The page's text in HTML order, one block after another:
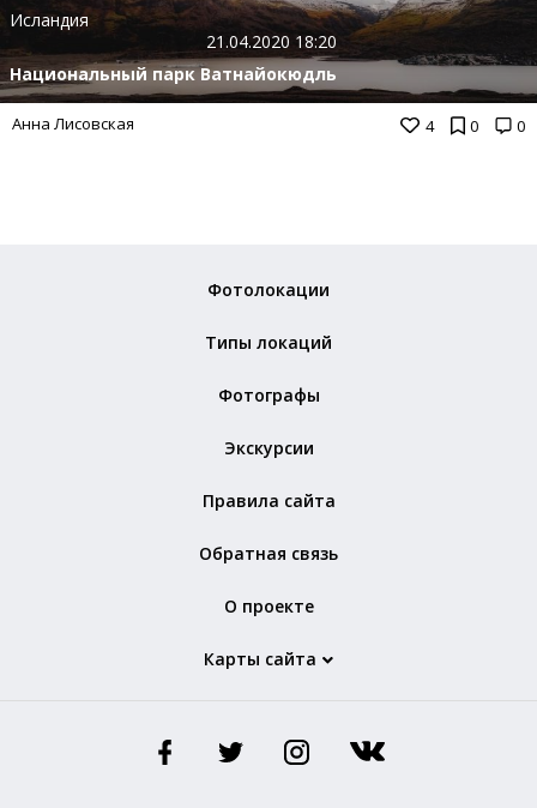
4 0 0
Исландия
21.04.2020 18:20
Национальный парк Ватнайокюдль
Анна Лисовская
Фотолокации
Типы локаций
Фотографы
Экскурсии
Правила сайта
Обратная связь
О проекте
Карты сайта